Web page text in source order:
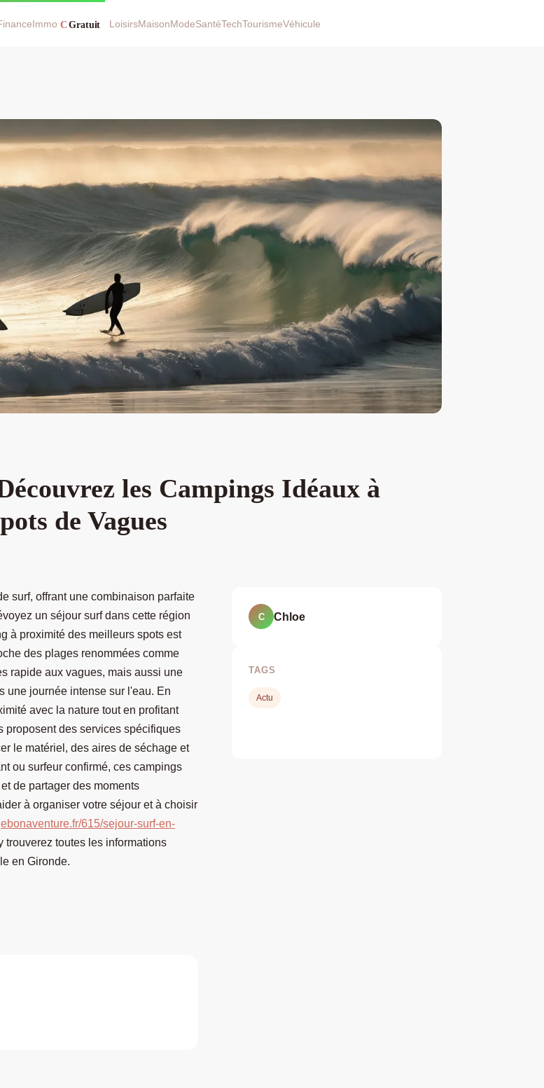
Immo LoisirsMaisonModeSantéTechTourismeVéhicule
les Campings Idéaux à
de Vagues
surf, offrant une combinaison parfaite
un séjour surf dans cette région
à proximité des meilleurs spots est
des plages renommées comme
rapide aux vagues, mais aussi une
une journée intense sur l'eau. En
avec la nature tout en profitant
proposent des services spécifiques
le matériel, des aires de séchage et
ou surfeur confirmé, ces campings
de partager des moments
à organiser votre séjour et à choisir
615/sejour-surf-en-
trouverez toutes les informations
en Gironde.
C Chloe
TAGS
Actu